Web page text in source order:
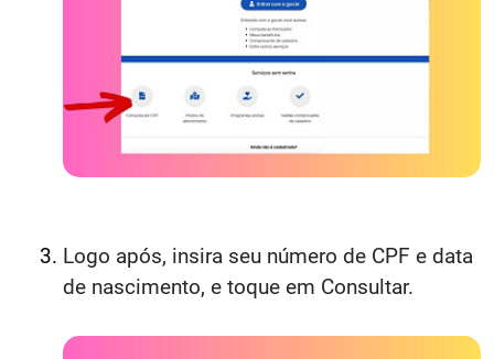
Logo após, insira seu número de CPF e data
de nascimento, e toque em Consultar.